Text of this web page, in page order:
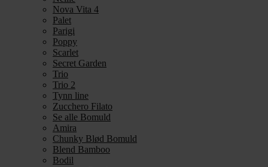
Nova Vita 4
Palet
Parigi
Poppy
Scarlet
Secret Garden
Trio
Trio 2
Tynn line
Zucchero Filato
Se alle Bomuld
Amira
Chunky Blød Bomuld
Blend Bamboo
Bodil